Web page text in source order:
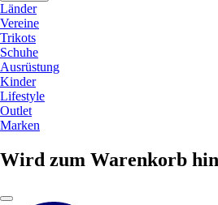
Länder
Vereine
Trikots
Schuhe
Ausrüstung
Kinder
Lifestyle
Outlet
Marken
Wird zum Warenkorb